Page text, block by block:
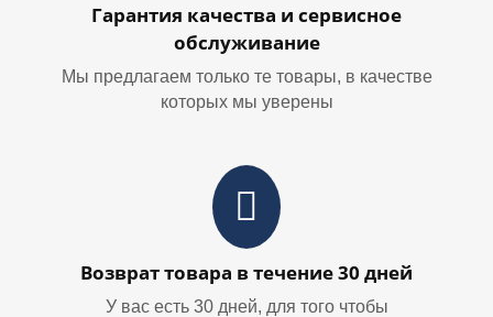
Гарантия качества и сервисное
обслуживание
Мы предлагаем только те товары, в качестве
которых мы уверены
Возврат товара в течение 30 дней
У вас есть 30 дней, для того чтобы